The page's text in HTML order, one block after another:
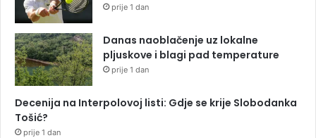
prije 1 dan
Danas naoblačenje uz lokalne
pljuskove i blagi pad temperature
prije 1 dan
Decenija na Interpolovoj listi: Gdje se krije Slobodanka
Tošić?
prije 1 dan